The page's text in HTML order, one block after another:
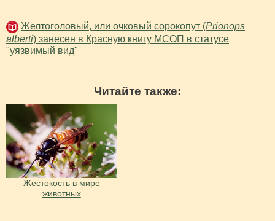
Желтоголовый, или очковый сорокопут (Prionops
alberti) занесен в Красную книгу МСОП в статусе
"уязвимый вид"
Читайте также:
Жестокость в мире
животных